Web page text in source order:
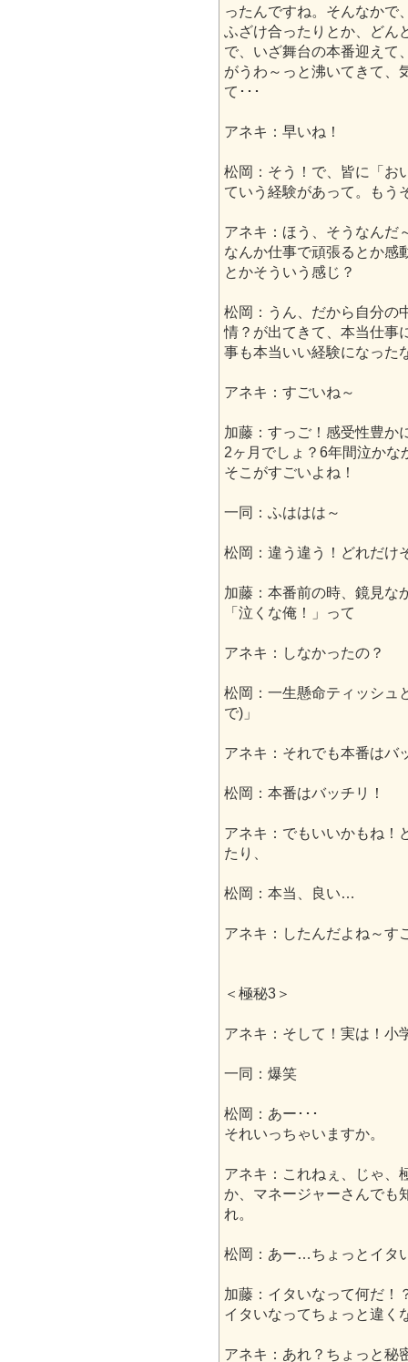
ったんですね。そんなかで
ふざけ合ったりとか、どん
で、いざ舞台の本番迎えて
がうわ～っと沸いてきて、
て･･･
アネキ：早いね！
松岡：そう！で、皆に「お
ていう経験があって。もう
アネキ：ほう、そうなんだ
なんか仕事で頑張るとか感
とかそういう感じ？
松岡：うん、だから自分の
情？が出てきて、本当仕事
事も本当いい経験になった
アネキ：すごいね～
加藤：すっご！感受性豊か
2ヶ月でしょ？6年間泣かな
そこがすごいよね！
一同：ふははは～
松岡：違う違う！どれだけ
加藤：本番前の時、鏡見な
「泣くな俺！」って
アネキ：しなかったの？
松岡：一生懸命ティッシュ
で)」
アネキ：それでも本番はバ
松岡：本番はバッチリ！
アネキ：でもいいかもね！
たり、
松岡：本当、良い…
アネキ：したんだよね～す
＜極秘3＞
アネキ：そして！実は！小
一同：爆笑
松岡：あー･･･
それいっちゃいますか。
アネキ：これねぇ、じゃ、
か、マネージャーさんでも
れ。
松岡：あー…ちょっとイタ
加藤：イタいなって何だ！
イタいなってちょっと違く
アネキ：あれ？ちょっと秘